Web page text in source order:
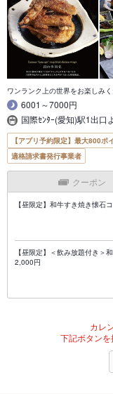
ワンランク上の世界をお楽しみ
6001～7000円
国際ｾﾝﾀｰ(愛知)駅1出口
【アプリ予約限定】最大800ポ
適格請求書発行事業者
クーポン
【昼限定】和牛すき焼き懐石
【昼限定】＜飲み放題付き＞
2,000円
カレ
下記ボタンを